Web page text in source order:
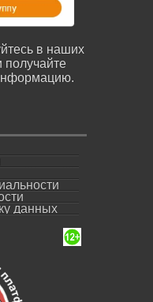
в наших
получайте
данных